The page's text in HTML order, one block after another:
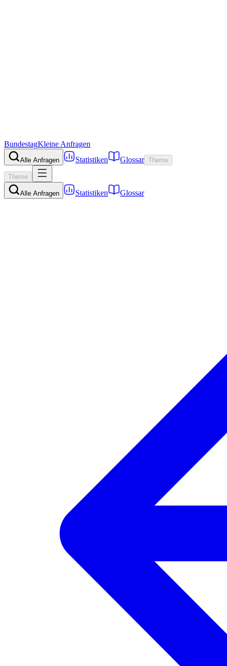
BundestagKleine Anfragen
Alle Anfragen Statistiken Glossar Theme
Theme
Alle Anfragen Statistiken Glossar